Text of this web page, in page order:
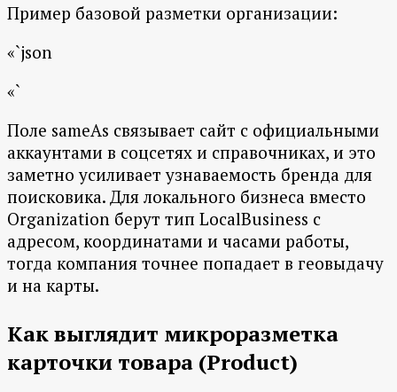
Пример базовой разметки организации:
«`json
«`
Поле sameAs связывает сайт с официальными
аккаунтами в соцсетях и справочниках, и это
заметно усиливает узнаваемость бренда для
поисковика. Для локального бизнеса вместо
Organization берут тип LocalBusiness с
адресом, координатами и часами работы,
тогда компания точнее попадает в геовыдачу
и на карты.
Как выглядит микроразметка
карточки товара (Product)